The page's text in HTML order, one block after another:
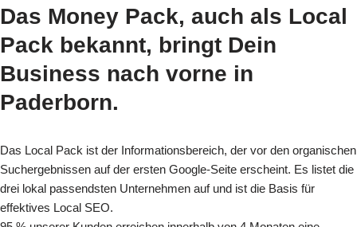
Das Money Pack, auch als Local
Pack bekannt, bringt Dein
Business nach vorne in
Paderborn.
Das Local Pack ist der Informationsbereich, der vor den organischen
Suchergebnissen auf der ersten Google-Seite erscheint. Es listet die
drei lokal passendsten Unternehmen auf und ist die Basis für
effektives Local SEO.